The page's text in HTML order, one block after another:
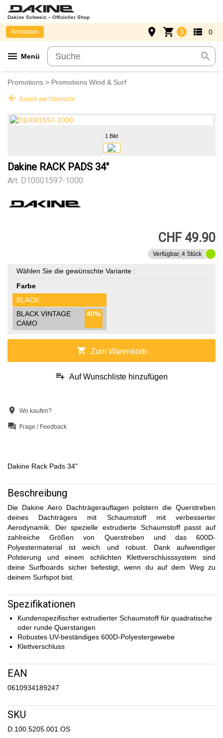
Dakine Schweiz – Offizieller Shop
menu Menü search
Anmelden place shopping_cart 3 view_list 0
Promotions > Promotions Wind & Surf
arrow_back Zurück zur Übersicht
1 Bild
Dakine RACK PADS 34"
Art. D10001597-1000
CHF 49.90
Verfügbar, 4 Stück
Wählen Sie die gewünschte Variante :
Farbe
BLACK
BLACK VINTAGE
CAMO
40%
shopping_cart Zum Warenkorb
playlist_add Auf Wunschliste hinzufügen
location_on Wo kaufen?
question_answer Frage / Feedback
Dakine Rack Pads 34"
Beschreibung
Die Dakine Aero Dachträgerauflagen polstern die Querstreben
deines Dachträgers mit Schaumstoff mit verbesserter
Aerodynamik. Der spezielle extrudierte Schaumstoff passt auf
zahlreiche Größen von Querstreben und das 600D-
Polyestermaterial ist weich und robust. Dank aufwendiger
Polsterung und einem schlichten Klettverschlusssystem sind
deine Surfboards sicher befestigt, wenn du auf dem Weg zu
deinem Surfspot bist.
Spezifikationen
Kundenspezifischer extrudierter Schaumstoff für quadratische
oder runde Querstangen
Robustes UV-beständiges 600D-Polyestergewebe
Klettverschluss
EAN
0610934189247
SKU
D.100.5205.001.OS